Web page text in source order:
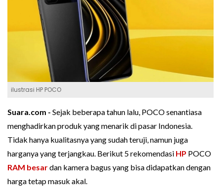
ilustrasi HP POCO
Suara.com - Sejak beberapa tahun lalu, POCO senantiasa
menghadirkan produk yang menarik di pasar Indonesia.
Tidak hanya kualitasnya yang sudah teruji, namun juga
harganya yang terjangkau. Berikut 5 rekomendasi HP POCO
RAM besardan kamera bagus yang bisa didapatkan dengan
harga tetap masuk akal.